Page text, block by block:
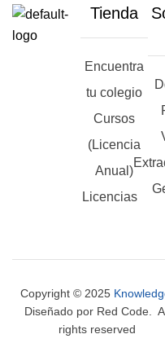
Tienda
Encuentra
tu colegio
Cursos
(Licencia
Anual)
Licencias
Copyright © 2025
Diseñado por Red Code.
rights reserved